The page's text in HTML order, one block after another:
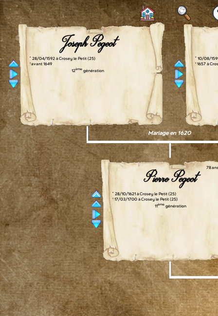
Joseph Pegeot
° 28/04/1592 à Crosey le Petit (25)
† avant 1649
12èmegénération
° 10/08/
† 1657 à
Mariage en 1620
78 ans
Pierre Pegeot
° 28/10/1621 à Crosey le Petit (25)
† 17/03/1700 à Crosey le Petit (25)
11èmegénération